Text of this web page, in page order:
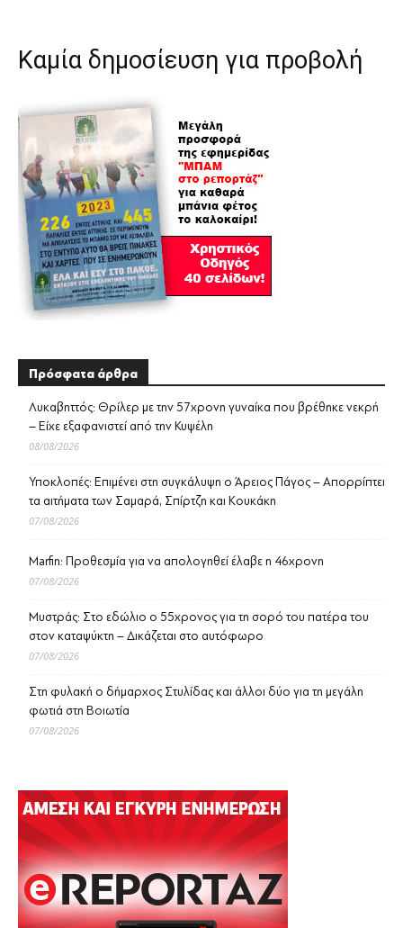
Καμία δημοσίευση για προβολή
Πρόσφατα άρθρα
Λυκαβηττός: Θρίλερ με την 57χρονη γυναίκα που βρέθηκε νεκρή
– Είχε εξαφανιστεί από την Κυψέλη
08/08/2026
Υποκλοπές: Επιμένει στη συγκάλυψη ο Άρειος Πάγος – Απορρίπτει
τα αιτήματα των Σαμαρά, Σπίρτζη και Κουκάκη
07/08/2026
Marfin: Προθεσμία για να απολογηθεί έλαβε η 46χρονη
07/08/2026
Μυστράς: Στο εδώλιο ο 55χρονος για τη σορό του πατέρα του
στον καταψύκτη – Δικάζεται στο αυτόφωρο
07/08/2026
Στη φυλακή ο δήμαρχος Στυλίδας και άλλοι δύο για τη μεγάλη
φωτιά στη Βοιωτία
07/08/2026